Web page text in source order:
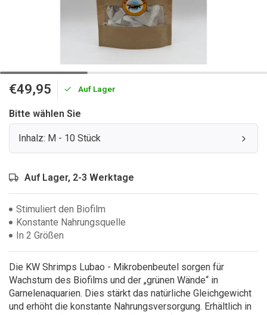
€49,95 Auf Lager
Bitte wählen Sie
Inhalz: M - 10 Stück
Auf Lager, 2-3 Werktage
Stimuliert den Biofilm
Konstante Nahrungsquelle
In 2 Größen
Die KW Shrimps Lubao - Mikrobenbeutel sorgen für
Wachstum des Biofilms und der „grünen Wände“ in
Garnelenaquarien. Dies stärkt das natürliche Gleichgewicht
und erhöht die konstante Nahrungsversorgung. Erhältlich in